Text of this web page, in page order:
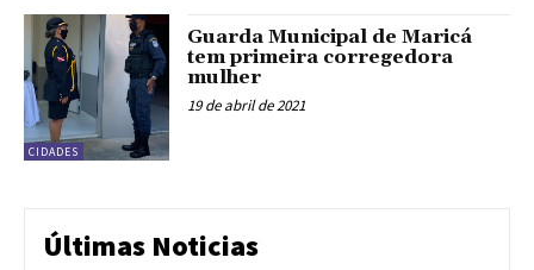
CIDADES
Guarda Municipal de Maricá
tem primeira corregedora
mulher
19 de abril de 2021
Últimas Noticias